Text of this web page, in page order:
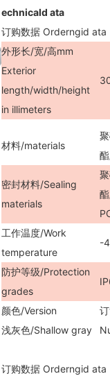
echnicald ata
订购数据 Orderngid ata
外形长/宽/高mm
Exterior
length/width/height
in illimeters
材料/materials
密封材料/Sealing
materials
工作温度/Work
temperature
-
防护等级/Protection
grades
颜色/Version
浅灰色/Shallow gray
订购数据 Orderngid ata